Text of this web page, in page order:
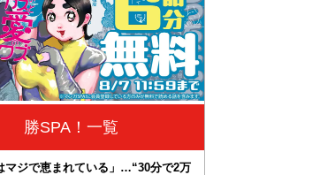
勝SPA！一覧
マジで恵まれている」…“30分で2万